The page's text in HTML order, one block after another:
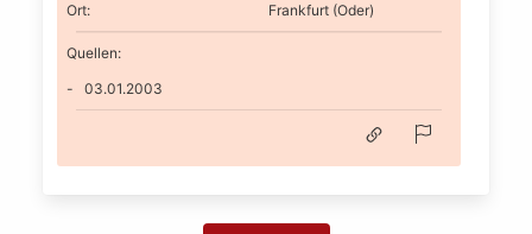
Ort: Frankfurt (Oder)
Quellen:
03.01.2003